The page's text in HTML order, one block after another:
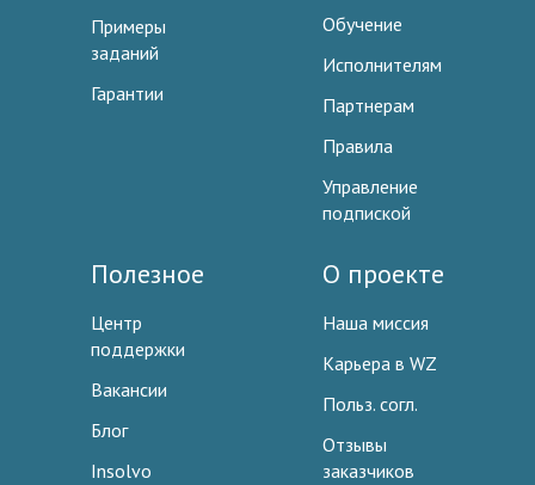
Примеры
заданий
Гарантии
Обучение
Исполнителям
Партнерам
Правила
Управление
подпиской
Полезное
Центр
поддержки
Вакансии
Блог
Insolvo
О проекте
Наша миссия
Карьера в WZ
Польз. согл.
Отзывы
заказчиков